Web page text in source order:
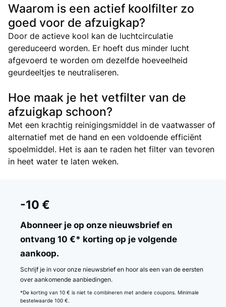
Waarom is een actief koolfilter zo
goed voor de afzuigkap?
Door de actieve kool kan de luchtcirculatie
gereduceerd worden. Er hoeft dus minder lucht
afgevoerd te worden om dezelfde hoeveelheid
geurdeeltjes te neutraliseren.
Hoe maak je het vetfilter van de
afzuigkap schoon?
Met een krachtig reinigingsmiddel in de vaatwasser of
alternatief met de hand en een voldoende efficiënt
spoelmiddel. Het is aan te raden het filter van tevoren
in heet water te laten weken.
-10 €
Abonneer je op onze nieuwsbrief en
ontvang 10 €* korting op je volgende
aankoop.
Schrijf je in voor onze nieuwsbrief en hoor als een van de eersten
over aankomende aanbiedingen.
*De korting van 10 € is niet te combineren met andere coupons. Minimale
bestelwaarde 100 €.